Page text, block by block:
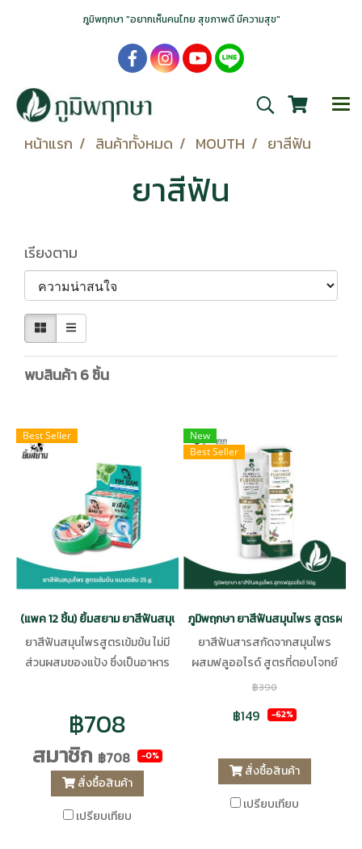
ภูมิพฤกษา "อยากเห็นคนไทย สุขภาพดี มีความสุข"
หน้าแรก สินค้าทั้งหมด MOUTH ยาสีฟัน
ยาสีฟัน
เรียงตาม
พบสินค้า 6 ชิ้น
Best Seller
(แพค 12 ชิ้น) ยิ้มสยาม ยาสีฟันสมุนไพร แบบตลับ 25g. CODE: YM001
ยาสีฟันสมุนไพรสูตรเข้มข้น ไม่มี
ส่วนผสมของแป้ง ซึ่งเป็นอาหาร
฿708
สมาชิก ฿708 -0%
สั่งซื้อสินค้า
เปรียบเทียบ
New
Best Seller
ภูมิพฤกษา ยาสีฟันสมุนไพร สูตรผสม
ยาสีฟันสารสกัดจากสมุนไพร
ผสมฟลูออไรด์ สูตรที่ตอบโจทย์
ความต้องการของผู้ใช้ ปัญหาปวด
กลิ่นปาก พร้อมสารฟลูออไรด์
ปัญหากลิ่นปาก ฟันผุง่าย แสบปาก
เวลาใช้ยาสีฟันสมุนไพรทั่วไป
฿390
฿149 -62%
สั่งซื้อสินค้า
เปรียบเทียบ